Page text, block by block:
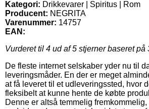
Kategori: Drikkevarer | Spiritus | Rom
Producent: NEGRITA
Varenummer: 14757
EAN:
Vurderet til 4 ud af 5 stjerner baseret på
De fleste internet selskaber yder nu til
leveringsmåder. En der er meget
at få leveret til et udleveringssted, hvor
fleksibelt at kunne hente de købte
Denne er altså temmelig